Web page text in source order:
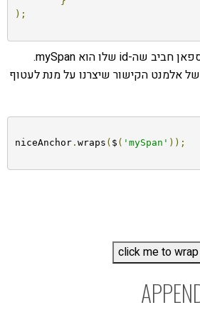
);
שנית, באמצעות $ נבחר ספאן חביב שה-id שלו הוא mySpan.
נשתמש במתודת wraps של אלמנט הקישור שיצרנו על מנת לעטוף
niceAnchor. wraps ( $ ( 'mySpan' ));